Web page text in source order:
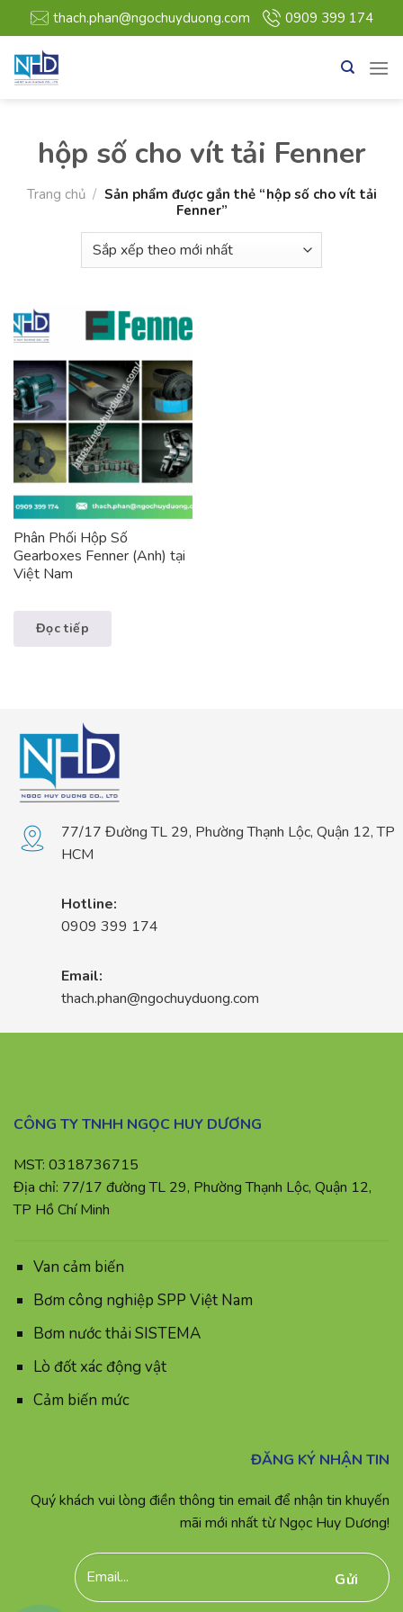
qua
nội
dung
thach.phan@ngochuyduong.com 0909 399 174
hộp số cho vít tải Fenner
Trang chủ / Sản phẩm được gắn thẻ “hộp số cho vít tải
Fenner”
Phân Phối Hộp Số
Gearboxes Fenner (Anh) tại
Việt Nam
Đọc tiếp
77/17 Đường TL 29, Phường Thạnh Lộc, Quận 12, TP
HCM
Hotline:
0909 399 174
Email:
thach.phan@ngochuyduong.com
CÔNG TY TNHH NGỌC HUY DƯƠNG
MST: 0318736715
Địa chỉ: 77/17 đường TL 29, Phường Thạnh Lộc, Quận 12,
TP Hồ Chí Minh
Van cảm biến
Bơm công nghiệp SPP Việt Nam
Bơm nước thải SISTEMA
Lò đốt xác động vật
Cảm biến mức
ĐĂNG KÝ NHẬN TIN
Quý khách vui lòng điền thông tin email để nhận tin khuyến
mãi mới nhất từ Ngọc Huy Dương!